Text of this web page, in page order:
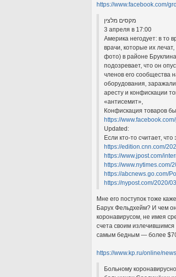
https://www.facebook.com/
מקסים מלצין
3 апреля в 17:00
Америка негодует: в то
врачи, которые их
фото) в районе
подозревает, что он
членов его сообщества
оборудования,
аресту и конфискации
«антисемит»,
Конфискация товаров
https://
Updated:
Если кто-то считает,
https://edition.cnn.com/
https://www.jpost.com/
https://www.nytimes.com/
https://abcnews.go.com/
https://nypost.com/2020/
Мне его поступок тоже
Барух Фельдхейм? И чем
коронавирусом, не имея
счета своим
самым бедным — более
https://www.kp.ru/online/
Больному